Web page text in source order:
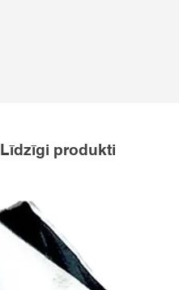
Līdzīgi produkti